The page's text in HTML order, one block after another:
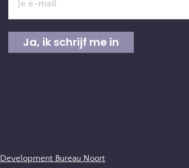
Development Bureau Noort